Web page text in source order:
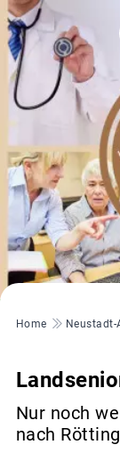
Pfadnavigation
Home Neustadt-
Nur noch
nach